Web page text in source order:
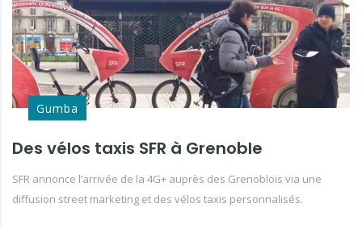
Gumba
Des vélos taxis SFR à Grenoble
SFR annonce l’arrivée de la 4G+ auprès des Grenoblois via une
diffusion street marketing et des vélos taxis personnalisés.